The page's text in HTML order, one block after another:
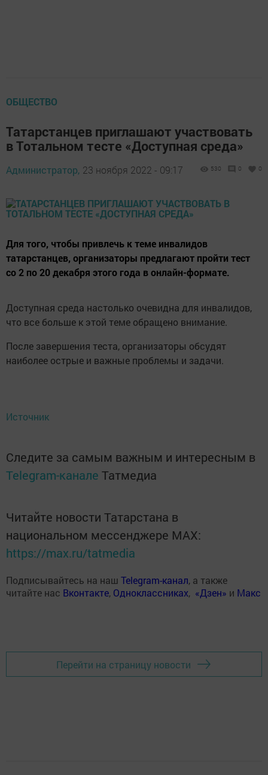
ОБЩЕСТВО
Татарстанцев приглашают участвовать
в Тотальном тесте «Доступная среда»
Администратор, 23 ноября 2022 - 09:17 530 0 0
Для того, чтобы привлечь к теме инвалидов
татарстанцев, организаторы предлагают пройти тест
со 2 по 20 декабря этого года в онлайн-формате.
Доступная среда настолько очевидна для инвалидов,
что все больше к этой теме обращено внимание.
После завершения теста, организаторы обсудят
наиболее острые и важные проблемы и задачи.
Источник
Следите за самым важным и интересным в
Telegram-канале Татмедиа
Читайте новости Татарстана в
национальном мессенджере MАХ:
https://max.ru/tatmedia
Подписывайтесь на наш Telegram-канал, а также
читайте нас Вконтакте, Одноклассниках, «Дзен» и Макс
Перейти на страницу новости